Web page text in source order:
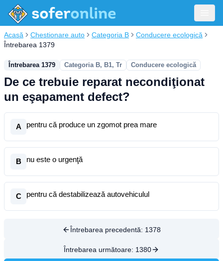
Acasă Chestionare auto Categoria B
Conducere ecologică
Întrebarea 1379
Întrebarea 1379 Categoria B, B1, Tr Conducere ecologică
De ce trebuie reparat necondiţionat
un eşapament defect?
A pentru că produce un zgomot prea mare
B nu este o urgenţă
C pentru că destabilizează autovehiculul
Întrebarea precedentă: 1378
Întrebarea următoare: 1380